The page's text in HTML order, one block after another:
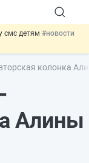
смс детям #новости
России стало
учёт
трудовых и ГПХ-
колонка
Алины